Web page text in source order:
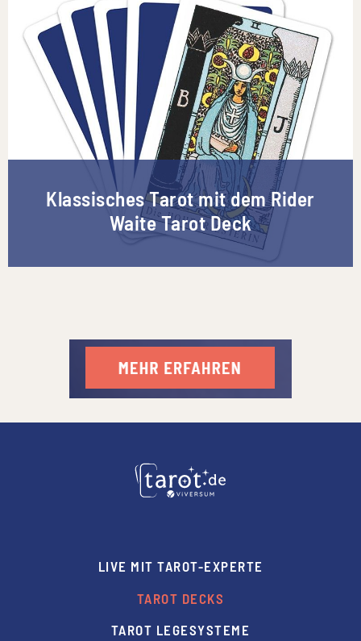
Klassisches Tarot mit dem Rider
Waite Tarot Deck
LIVE MIT TAROT-EXPERTE
TAROT DECKS
TAROT LEGESYSTEME